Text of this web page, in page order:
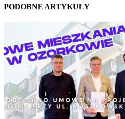
PODOBNE ARTYKUŁY